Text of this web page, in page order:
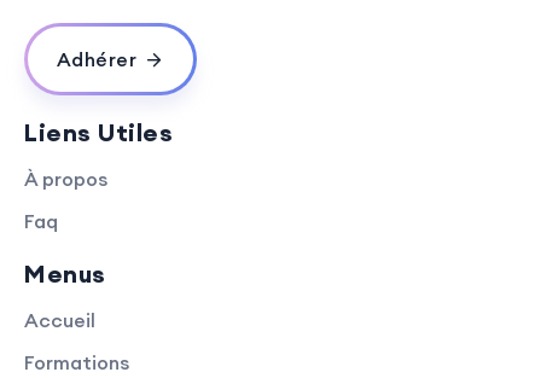
Adhérer
Liens Utiles
À propos
Faq
Menus
Accueil
Formations